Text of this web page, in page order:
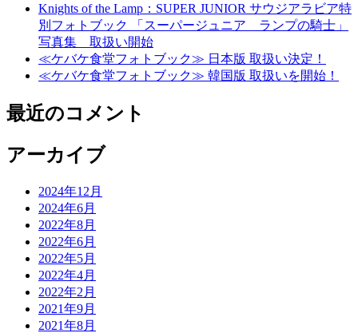
Knights of the Lamp：SUPER JUNIOR サウジアラビア特
別フォトブック 「スーパージュニア ランプの騎士」
写真集 取扱い開始
≪ケバケ食堂フォトブック≫ 日本版 取扱い決定！
≪ケバケ食堂フォトブック≫ 韓国版 取扱いを開始！
最近のコメント
アーカイブ
2024年12月
2024年6月
2022年8月
2022年6月
2022年5月
2022年4月
2022年2月
2021年9月
2021年8月